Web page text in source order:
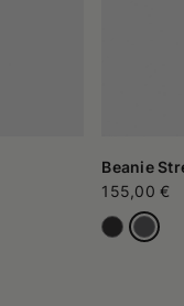
Beanie
155,00 €